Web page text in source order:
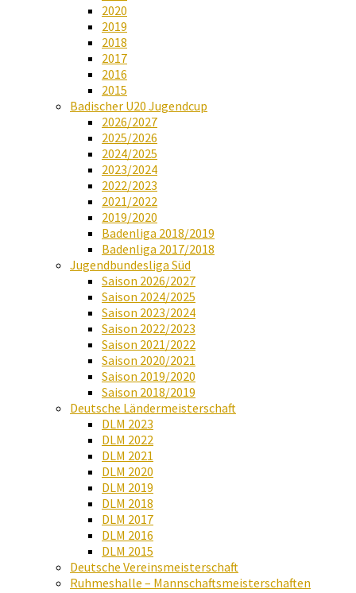
2020
2019
2018
2017
2016
2015
Badischer U20 Jugendcup
2026/2027
2025/2026
2024/2025
2023/2024
2022/2023
2021/2022
2019/2020
Badenliga 2018/2019
Badenliga 2017/2018
Jugendbundesliga Süd
Saison 2026/2027
Saison 2024/2025
Saison 2023/2024
Saison 2022/2023
Saison 2021/2022
Saison 2020/2021
Saison 2019/2020
Saison 2018/2019
Deutsche Ländermeisterschaft
DLM 2023
DLM 2022
DLM 2021
DLM 2020
DLM 2019
DLM 2018
DLM 2017
DLM 2016
DLM 2015
Deutsche Vereinsmeisterschaft
Ruhmeshalle – Mannschaftsmeisterschaften